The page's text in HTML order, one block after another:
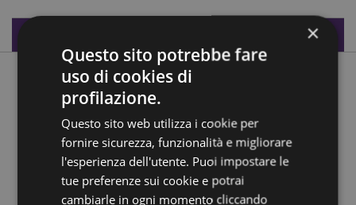
Descrizione del Prodotto
Drago degli Elementi - Meditazione Yoga
Materiale:Resina
Informazioni Aggiuntive:
×
Questo sito potrebbe fare
uso di cookies di
profilazione.
Questo sito web utilizza i cookie per
fornire sicurezza, funzionalità e migliorare
l'esperienza dell'utente. Puoi impostare le
tue preferenze sui cookie e potrai
cambiarle in ogni momento cliccando